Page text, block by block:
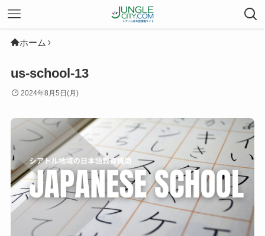
ホーム
us-school-13
2024年8月5日(月)